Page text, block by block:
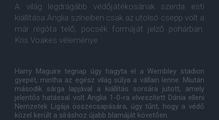
A világ legdrágább védőjátékosának szerda esti
kiállítása Anglia színeiben csak az utolsó csepp volt a
már régóta telő, pocsék formáját jelző pohárban.
Kris Voakes véleménye.
Harry Maguire tegnap úgy hagyta el a Wembley stadion
gyepét, mintha az egész világ súlya a vállain lenne. Miután
második sárga lapjával a kiállítás sorsára jutott, amely
jelentős hatással volt Anglia 1-0-ra elveszített Dánia elleni
Nemzetek Ligája összecsapására, úgy tűnt, hogy a védő
közel került a síráshoz újabb blamáját követően.